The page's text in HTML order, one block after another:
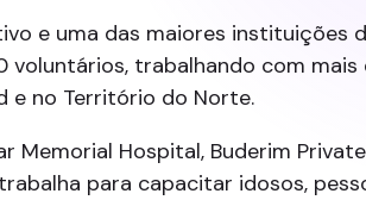
e uma das maiores instituições
voluntários, trabalhando com mais
e no Território do Norte.
Memorial Hospital, Buderim Private
para capacitar idosos,